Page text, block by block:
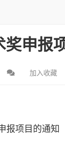
申报
加入收藏
报项目的通知